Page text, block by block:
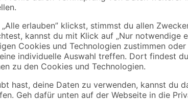
B1
Kartuschenpresse
230 mm
5,99 €
B1
Silikon transparent
280 ml
3,49€
12,46 € / Liter